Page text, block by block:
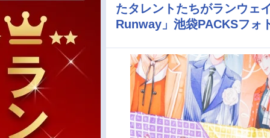
最新記事一覧
声優記事一覧
たタレントたちがランウェ
Runway」池袋PACKSフォ